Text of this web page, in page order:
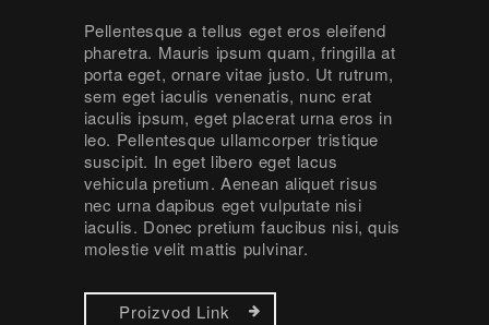
Pellentesque a tellus eget eros eleifend
pharetra. Mauris ipsum quam, fringilla at
porta eget, ornare vitae justo. Ut rutrum,
sem eget iaculis venenatis, nunc erat
iaculis ipsum, eget placerat urna eros in
leo. Pellentesque ullamcorper tristique
suscipit. In eget libero eget lacus
vehicula pretium. Aenean aliquet risus
nec urna dapibus eget vulputate nisi
iaculis. Donec pretium faucibus nisi, quis
molestie velit mattis pulvinar.
Proizvod Link